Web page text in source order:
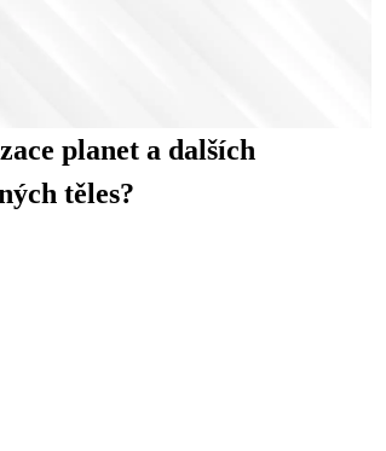
planet a dalších
těles?